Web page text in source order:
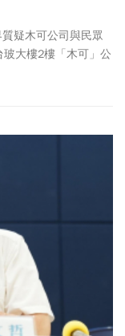
疑木可公司與民眾
大樓2樓「木可」公
柯文哲辦公室，但
不相信會計師會為
，不會有正常的會
料，還原真相。據
處相關地點搜索，